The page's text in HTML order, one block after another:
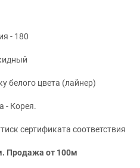
- 180
белого цвета (лайнер)
- Корея.
сертификата соответствия
Продажа от 100м